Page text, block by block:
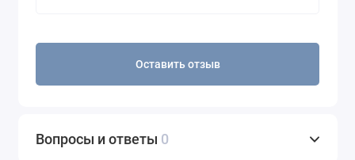
Оставить отзыв
Вопросы и ответы 0